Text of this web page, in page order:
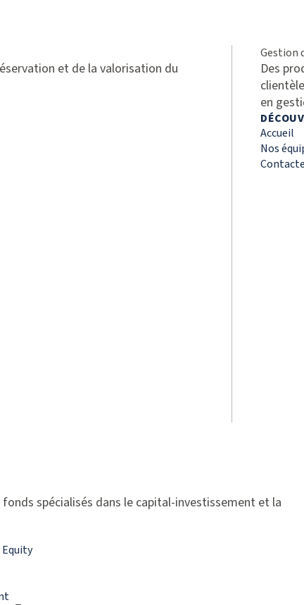
et de la valorisation du
Gestion
Des
en
Accueil
Nos
spécialisés dans le capital-investissement et la